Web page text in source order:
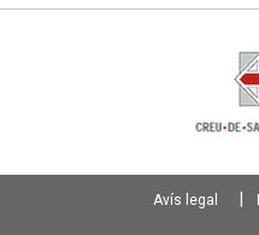
Avís legal